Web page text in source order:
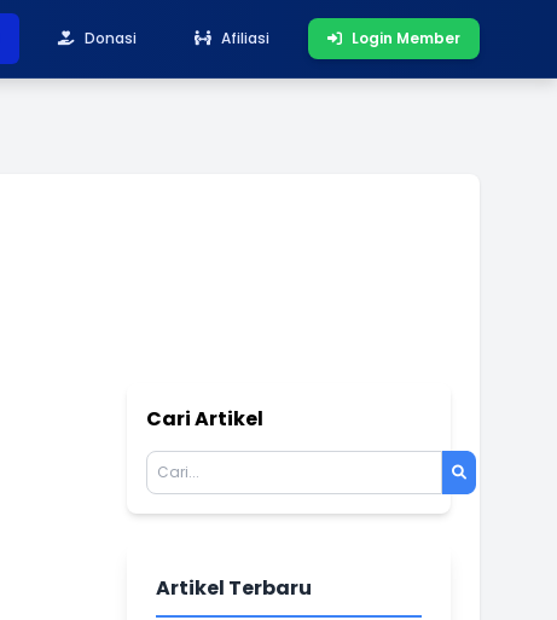
Donasi Afiliasi Login Member
Cari Artikel
Artikel Terbaru